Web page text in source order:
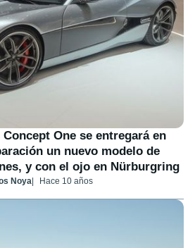
One se entregará en
un nuevo modelo de
y con el ojo en Nürburgring
Noya Hace 10 años